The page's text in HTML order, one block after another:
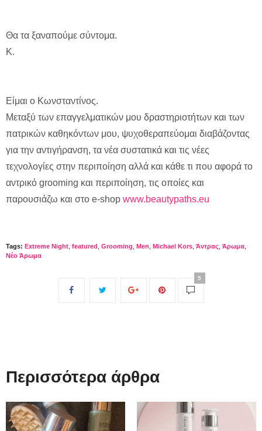
Θα τα ξαναπούμε σύντομα.
Κ.
Είμαι ο Κωνσταντίνος.
Μεταξύ των επαγγελματικών μου δραστηριοτήτων και των
πατρικών καθηκόντων μου, ψυχοθεραπεύομαι διαβάζοντας
για την αντιγήρανση, τα νέα συστατικά και τις νέες
τεχνολογίες στην περιποίηση αλλά και κάθε τι που αφορά το
αντρικό grooming και περιποίηση, τις οποίες και
παρουσιάζω και στο e-shop www.beautypaths.eu
Tags: Extreme Night featured Grooming Men Michael Kors Άντρας Άρωμα
Νέο Άρωμα
5
Περισσότερα άρθρα